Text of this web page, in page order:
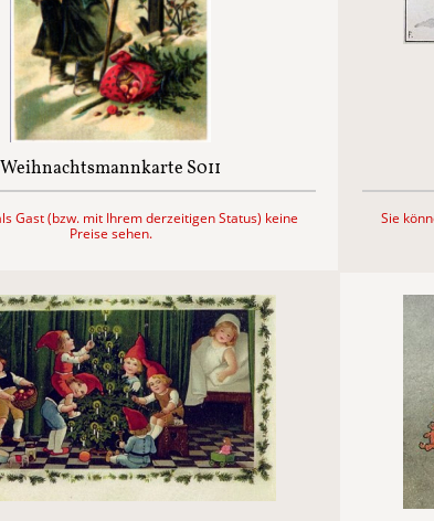
Weihnachtsmannkarte S011
Gast (bzw. mit Ihrem derzeitigen Status) keine
Preise sehen.
Sie